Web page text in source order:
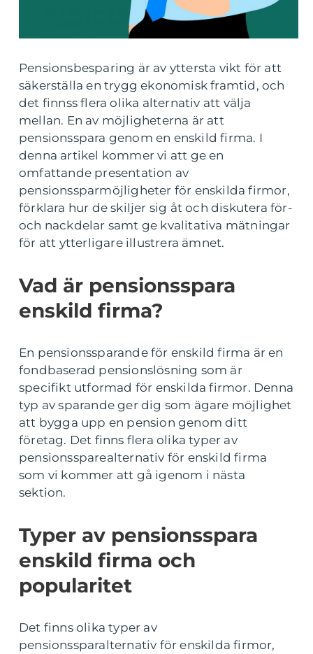
Pensionsbesparing är av yttersta vikt för att
säkerställa en trygg ekonomisk framtid, och
det finnss flera olika alternativ att välja
mellan. En av möjligheterna är att
pensionsspara genom en enskild firma. I
denna artikel kommer vi att ge en
omfattande presentation av
pensionssparmöjligheter för enskilda firmor,
förklara hur de skiljer sig åt och diskutera för-
och nackdelar samt ge kvalitativa mätningar
för att ytterligare illustrera ämnet.
Vad är pensionsspara
enskild firma?
En pensionssparande för enskild firma är en
fondbaserad pensionslösning som är
specifikt utformad för enskilda firmor. Denna
typ av sparande ger dig som ägare möjlighet
att bygga upp en pension genom ditt
företag. Det finns flera olika typer av
pensionssparealternativ för enskild firma
som vi kommer att gå igenom i nästa
sektion.
Typer av pensionsspara
enskild firma och
popularitet
Det finns olika typer av
pensionssparalternativ för enskilda firmor,